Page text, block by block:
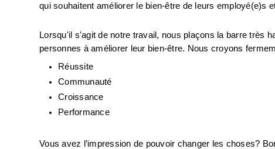
qui souhaitent améliorer le bien-être de leurs employé(e)s
Lorsqu'il s'agit de notre travail, nous plaçons la barre très
personnes à améliorer leur bien-être. Nous croyons
Réussite
Communauté
Croissance
Performance
Vous avez l’impression de pouvoir changer les choses?